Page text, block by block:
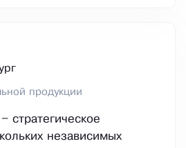
продукции
стратегическое
независимых